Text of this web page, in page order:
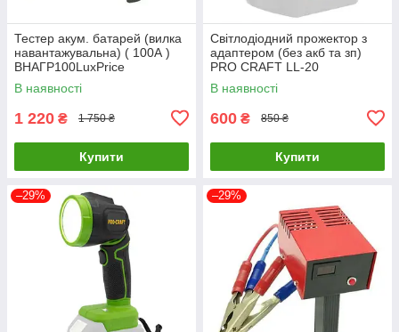
Тестер акум. батарей (вилка
навантажувальна) ( 100А )
ВНАГР100LuxPrice
В наявності
1 220 ₴ 1 750 ₴
Купити
Світлодіодний прожектор з
адаптером (без акб та зп)
PRO CRAFT LL-20
В наявності
600 ₴ 850 ₴
Купити
–29% –29%